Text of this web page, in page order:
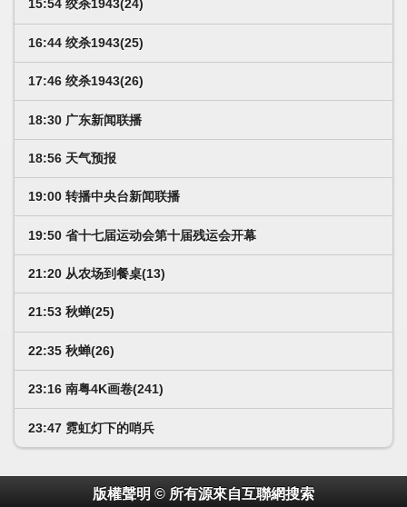
15:54 绞杀1943(24)
16:44 绞杀1943(25)
17:46 绞杀1943(26)
18:30 广东新闻联播
18:56 天气预报
19:00 转播中央台新闻联播
19:50 省十七届运动会第十届残运会开幕
21:20 从农场到餐桌(13)
21:53 秋蝉(25)
22:35 秋蝉(26)
23:16 南粤4K画卷(241)
23:47 霓虹灯下的哨兵
版權聲明 © 所有源來自互聯網搜索